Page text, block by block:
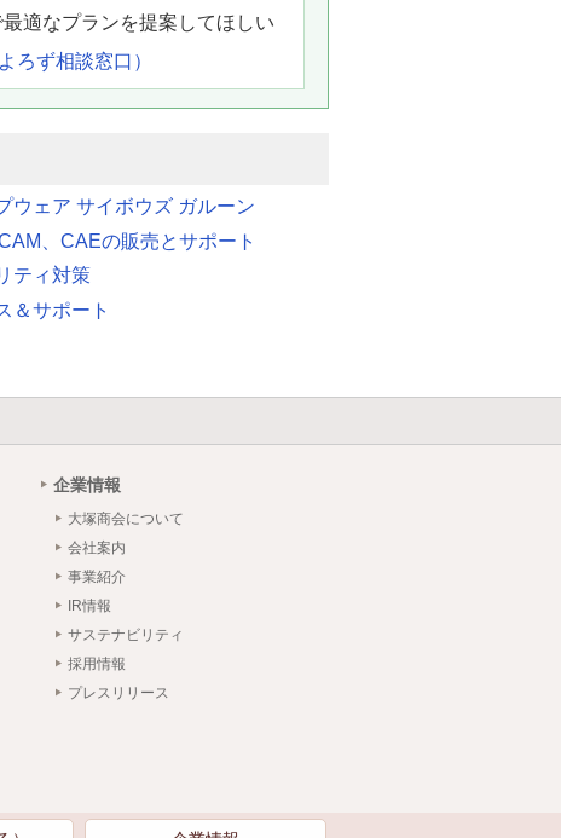
適なプランを提案してほしい
ろず相談窓口）
ウェア サイボウズ ガルーン
、CAEの販売とサポート
ティ対策
＆サポート
企業情報
大塚商会について
会社案内
事業紹介
IR情報
サステナビリティ
採用情報
プレスリリース